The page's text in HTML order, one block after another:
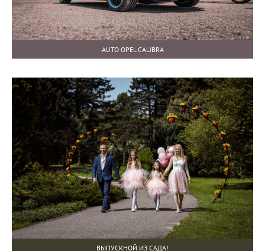
AUTO OPEL CALIBRA
ВЫПУСКНОЙ ИЗ САДА!